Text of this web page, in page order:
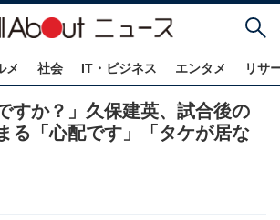
メ 社会 IT・ビジネス エンタメ リサ
すか？」久保建英、試合後の
る「心配です」「タケが居な